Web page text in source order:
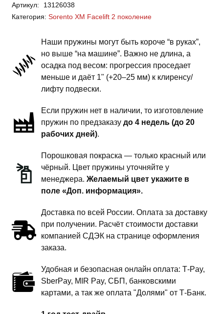
Sorento
XM
поколение
Facelift
-
подвески
комфорт
Артикул:
13126038
Категория: Sorento XM Facelift 2 поколение
Наши пружины могут быть короче “в руках”,
но выше “на машине”. Важно не длина, а
осадка под весом: прогрессия проседает
меньше и даёт 1" (+20–25 мм) к клиренсу/
лифту подвески.
Если пружин нет в наличии, то изготовление
пружин по предзаказу до 4 недель (до 20
рабочих дней).
Порошковая покраска — только красный или
чёрный. Цвет пружины уточняйте у
менеджера. Желаемый цвет укажите в
поле «Доп. информация».
Доставка по всей России. Оплата за доставку
при получении. Расчёт стоимости доставки
компанией СДЭК на странице оформления
заказа.
Удобная и безопасная онлайн оплата: T‑Pay,
SberPay, MIR Pay, СБП, банковскими
картами, а так же оплата "Долями" от Т-Банк.